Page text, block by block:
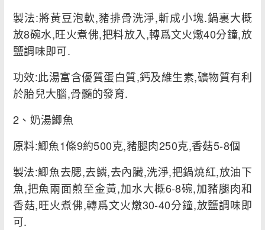
製法:將黃豆泡軟,豬排骨洗淨,斬成小塊.鍋裏大概
放8碗水,旺火煮佛,把料放入,轉爲文火燉40分鐘,放
鹽調味即可.
功效:此湯富含優質蛋白質,鈣及維生素,礦物質有利
於胎兒大腦,骨髓的發育.
2、奶湯鯽魚
原料:鯽魚1條9約500克,豬腿肉250克,香菇5-8個
製法:鯽魚去腮,去鱗,去內臟,洗淨,把鍋燒紅,放油下
魚,把魚兩面煎至金黃,加水大概6-8碗,加豬腿肉和
香菇,旺火煮佛,轉爲文火燉30-40分鐘,放鹽調味即
可.